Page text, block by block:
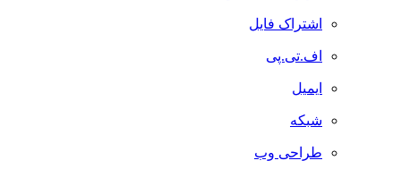
اشتراک فایل
اف.تی.پی
ایمیل
شبکه
طراحی وب